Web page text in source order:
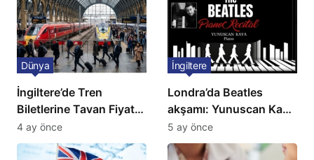
İngiltere’de Tren
Biletlerine Tavan Fiyat:
Ulaşımda Yeni
Düzenleme
Dünya
4 ay önce
Londra’da Beatles
akşamı: Yunuscan Kaya
klasik yorumuyla
sahnede
İngiltere
5 ay önce